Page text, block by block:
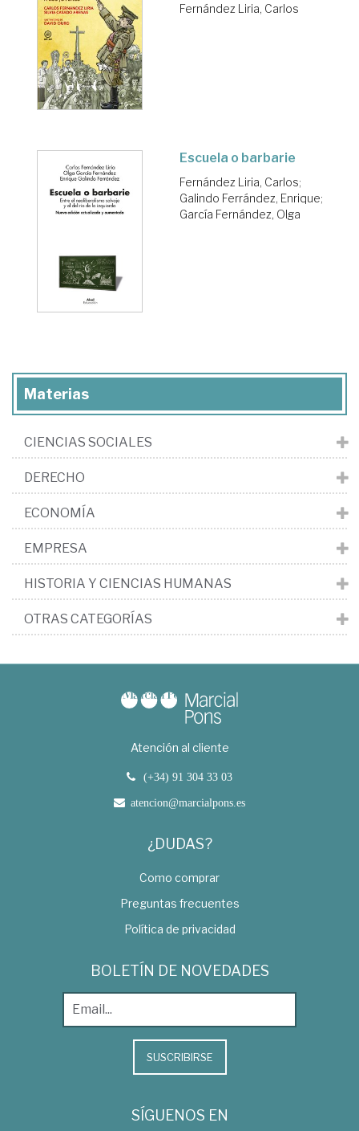
Fernández Liria, Carlos
Escuela o barbarie
Fernández Liria, Carlos;
Galindo Ferrández, Enrique;
García Fernández, Olga
Materias
CIENCIAS SOCIALES
DERECHO
ECONOMÍA
EMPRESA
HISTORIA Y CIENCIAS HUMANAS
OTRAS CATEGORÍAS
Atención al cliente
(+34) 91 304 33 03
atencion@marcialpons.es
¿DUDAS?
Como comprar
Preguntas frecuentes
Política de privacidad
BOLETÍN DE NOVEDADES
SUSCRIBIRSE
SÍGUENOS EN